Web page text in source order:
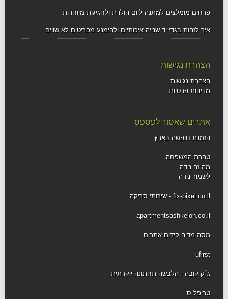
פרחים מומלצים למתנה ליום הולדת ולחגיגות מיוחדות
איך לזהות בגדי יד שנייה איכותיים ולהימנע מפריטים לא שווים
הצהרת נגישות
הצהרת נגישות
מדיניות פרטיות
אתרים שאסור לפספס
הזמנת חופשה בארץ
טהרת המשפחה
מה זה נידה
לשמור נידה
fix-pixel.co.il - שירותי סריקה
apartmentsashkelon.co.il
מסה מדיה קידום אתרים
ufirst
ג׳ק קובה - הלבשה תחתונה יוקרתית
טריפל סי